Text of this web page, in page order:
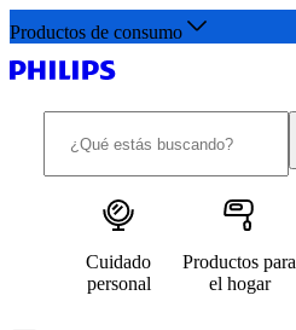
Productos de consumo
Cuidado
personal
Productos para
el hogar